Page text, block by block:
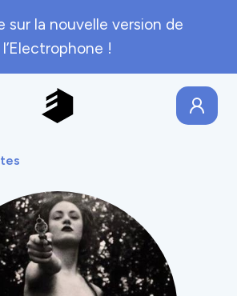
sur la nouvelle version de
l’Electrophone !